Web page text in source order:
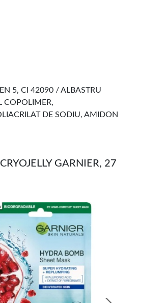
5, CI 42090 / ALBASTRU
COPOLIMER,
DE SODIU, AMIDON
GARNIER, 27